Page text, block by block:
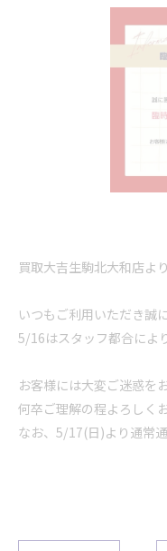
買取大吉生駒北大和店よ
いつもご利用いただき誠
5/16はスタッフ都合によ
お客様には大変ご迷惑を
何卒ご理解の程よろしく
なお、5/17(日)より通常